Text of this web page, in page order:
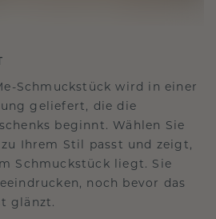
Schmuckstück wird in einer
geliefert, die die
beginnt. Wählen Sie
Ihrem Stil passt und zeigt,
Schmuckstück liegt. Sie
noch bevor das
glänzt.